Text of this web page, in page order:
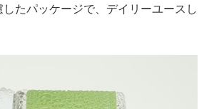
たパッケージで、デイリーユースし